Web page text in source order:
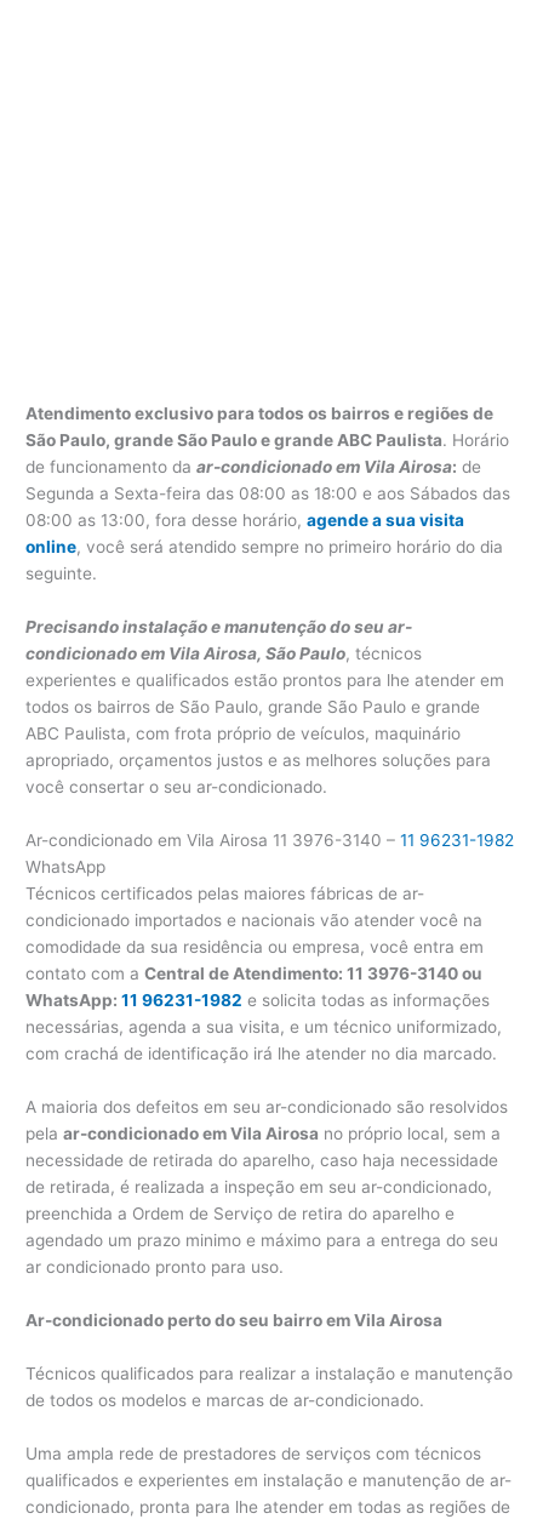
Atendimento exclusivo para todos os bairros e regiões de
São Paulo, grande São Paulo e grande ABC Paulista. Horário
de funcionamento daar-condicionado em Vila Airosa: de
Segunda a Sexta-feira das 08:00 as 18:00 e aos Sábados das
08:00 as 13:00, fora desse horário,agende a sua visita
online, você será atendido sempre no primeiro horário do dia
seguinte.
Precisando instalação e manutenção do seu ar-
condicionado em Vila Airosa, São Paulo, técnicos
experientes e qualificados estão prontos para lhe atender em
todos os bairros de São Paulo, grande São Paulo e grande
ABC Paulista, com frota próprio de veículos, maquinário
apropriado, orçamentos justos e as melhores soluções para
você consertar o seu ar-condicionado.
Ar-condicionado em Vila Airosa 11 3976-3140 –11 96231-1982
WhatsApp
Técnicos certificados pelas maiores fábricas de ar-
condicionado importados e nacionais vão atender você na
comodidade da sua residência ou empresa, você entra em
contato com aCentral de Atendimento: 11 3976-3140 ou
WhatsApp:11 96231-1982 e solicita todas as informações
necessárias, agenda a sua visita, e um técnico uniformizado,
com crachá de identificação irá lhe atender no dia marcado.
A maioria dos defeitos em seu ar-condicionado são resolvidos
pelaar-condicionado em Vila Airosa no próprio local, sem a
necessidade de retirada do aparelho, caso haja necessidade
de retirada, é realizada a inspeção em seu ar-condicionado,
preenchida a Ordem de Serviço de retira do aparelho e
agendado um prazo minimo e máximo para a entrega do seu
ar condicionado pronto para uso.
Ar-condicionado perto do seu bairro em Vila Airosa
Técnicos qualificados para realizar a instalação e manutenção
de todos os modelos e marcas de ar-condicionado.
Uma ampla rede de prestadores de serviços com técnicos
qualificados e experientes em instalação e manutenção de ar-
condicionado, pronta para lhe atender em todas as regiões de